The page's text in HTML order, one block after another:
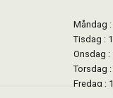
Måndag :
Tisdag :
Onsdag :
Torsdag :
Fredag :